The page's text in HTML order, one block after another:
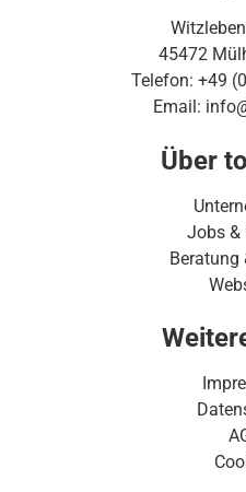
45472
Telefon: +49
Email:
Über
Jobs &
Beratung